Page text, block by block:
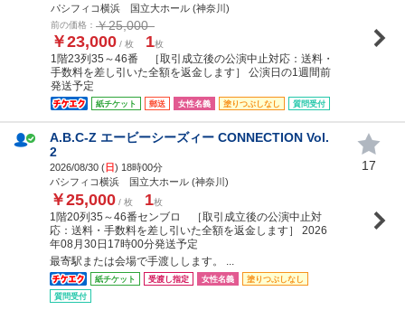
パシフィコ横浜 国立大ホール (神奈川)
前の価格： ￥25,000
￥23,000 / 枚 1枚
1階23列35～46番 ［取引成立後の公演中止対応：送料・
手数料を差し引いた全額を返金します］ 公演日の1週間前
発送予定
紙チケット 郵送 女性名義 塗りつぶしなし 質問受付
A.B.C-Z エービーシーズィー CONNECTION Vol.
2
2026/08/30 (日) 18時00分
パシフィコ横浜 国立大ホール (神奈川)
￥25,000 / 枚 1枚
1階20列35～46番センブロ ［取引成立後の公演中止対
応：送料・手数料を差し引いた全額を返金します］ 2026
年08月30日17時00分発送予定
最寄駅または会場で手渡しします。 ...
紙チケット 受渡し指定 女性名義
塗りつぶしなし
質問受付
17